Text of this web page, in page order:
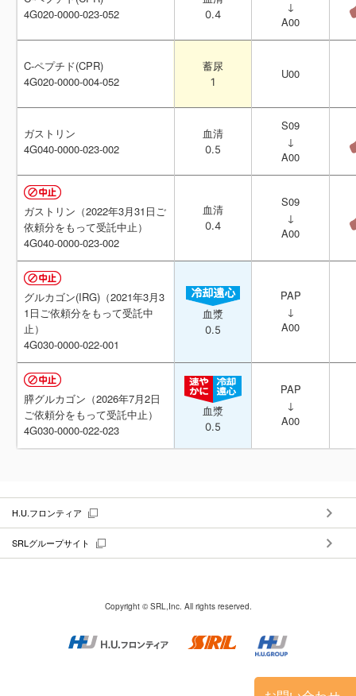
4G020-0000-023-052
0.4
↓
A00
C-ペプチド(CPR)
4G020-0000-004-052
蓄尿
1
U00
ガストリン
4G040-0000-023-002
血清
0.5
S09
↓
A00
ガストリン（2022年3月31日ご
依頼分をもって受託中止）
4G040-0000-023-002
血清
0.4
S09
↓
A00
グルカゴン(IRG)（2021年3月3
1日ご依頼分をもって受託中
止）
4G030-0000-022-001
血漿
0.5
PAP
↓
A00
膵グルカゴン（2026年7月2日
ご依頼分をもって受託中止）
4G030-0000-022-023
血漿
0.5
PAP
↓
A00
4G020-0000-023-052
0.4
↓
A00
C-ペプチド(CPR)
4G020-0000-004-052
蓄尿
1
U00
ガストリン
4G040-0000-023-002
血清
0.5
S09
↓
A00
ガストリン（2022年3月31日ご
依頼分をもって受託中止）
4G040-0000-023-002
血清
0.4
S09
↓
A00
グルカゴン(IRG)（2021年3月3
1日ご依頼分をもって受託中
止）
4G030-0000-022-001
血漿
0.5
PAP
↓
A00
膵グルカゴン（2026年7月2日
ご依頼分をもって受託中止）
4G030-0000-022-023
血漿
0.5
PAP
↓
A00
H.U.フロンティア
SRLグループサイト
Copyright © SRL,Inc. All rights reserved.